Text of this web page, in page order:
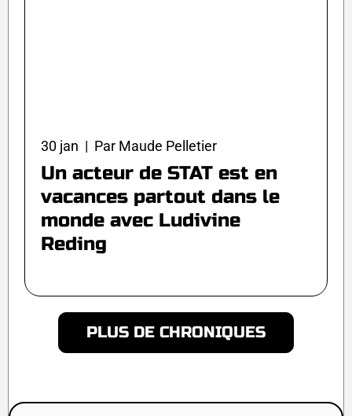
30 jan | Par Maude Pelletier
Un acteur de STAT est en
vacances partout dans le
monde avec Ludivine
Reding
PLUS DE CHRONIQUES